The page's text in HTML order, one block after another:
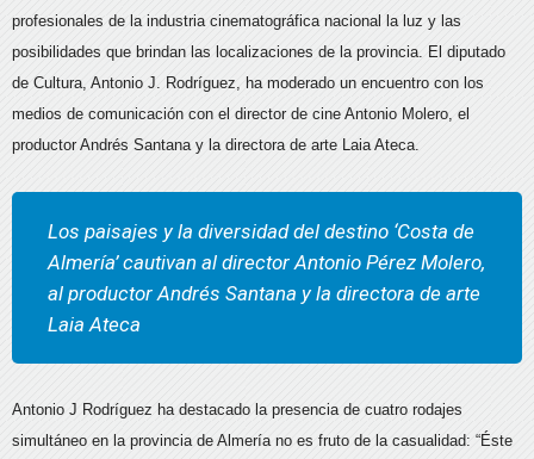
profesionales de la industria cinematográfica nacional la luz y las
posibilidades que brindan las localizaciones de la provincia. El diputado
de Cultura, Antonio J. Rodríguez, ha moderado un encuentro con los
medios de comunicación con el director de cine Antonio Molero, el
productor Andrés Santana y la directora de arte Laia Ateca.
Los paisajes y la diversidad del destino ‘Costa de
Almería’ cautivan al director Antonio Pérez Molero,
al productor Andrés Santana y la directora de arte
Laia Ateca
Antonio J Rodríguez ha destacado la presencia de cuatro rodajes
simultáneo en la provincia de Almería no es fruto de la casualidad: “Éste